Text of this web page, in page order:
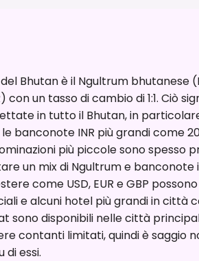
Bhutan è il Ngultrum bhutanese
con un tasso di cambio di 1:1. Ciò
in tutto il Bhutan, in
le banconote INR più grandi come
più piccole sono spesso
un mix di Ngultrum e banconote
come USD, EUR e GBP
e alcuni hotel più grandi in città
sono disponibili nelle città
contanti limitati, quindi è saggio
di essi.